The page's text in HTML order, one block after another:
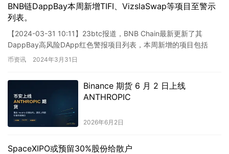
BNB链DappBay本周新增TIFI、VizslaSwap等项目至警示
列表。
【2024-03-31 10:11】23btc报道，BNB Chain最新更新了其
DappBay高风险DApp红色警报项目列表，本周新增的项目包括
Alaya AI、TIFI和Viz…
币资讯 2024年3月31日
Binance 期货 6 月 2 日上线
ANTHROPIC
2026年6月2日
SpaceXIPO或预留30%股份给散户